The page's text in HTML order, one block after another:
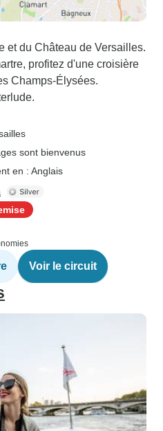
et du Château de Versailles.
profitez d'une croisière
Champs-Élysées.
sont bienvenus
en : Anglais
Voir le circuit